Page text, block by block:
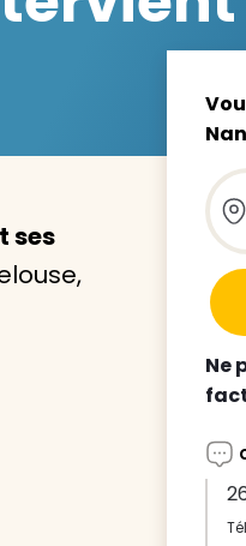
trouvez le
qui vous
la garde de votre
nos intervenants à
Trouver mon
ses
Ne